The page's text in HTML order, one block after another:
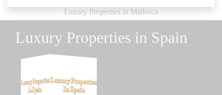
Luxury Properties in Mallorca
Luxury Properties in Spain